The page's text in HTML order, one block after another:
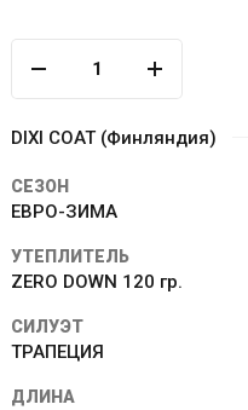
DIXI COAT (Финляндия)
СЕЗОН
ЕВРО-ЗИМА
УТЕПЛИТЕЛЬ
ZERO DOWN 120 гр.
СИЛУЭТ
ТРАПЕЦИЯ
ДЛИНА